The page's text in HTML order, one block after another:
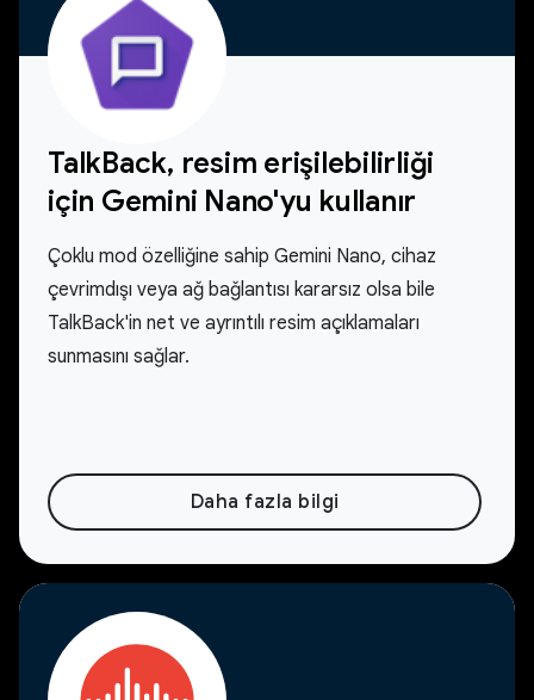
TalkBack, resim erişilebilirliği
için Gemini Nano'yu kullanır
Çoklu mod özelliğine sahip Gemini Nano, cihaz
çevrimdışı veya ağ bağlantısı kararsız olsa bile
TalkBack'in net ve ayrıntılı resim açıklamaları
sunmasını sağlar.
Daha fazla bilgi